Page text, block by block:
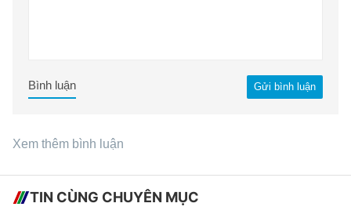
Gửi bình luận
Bình luận
Xem thêm bình luận
TIN CÙNG CHUYÊN MỤC